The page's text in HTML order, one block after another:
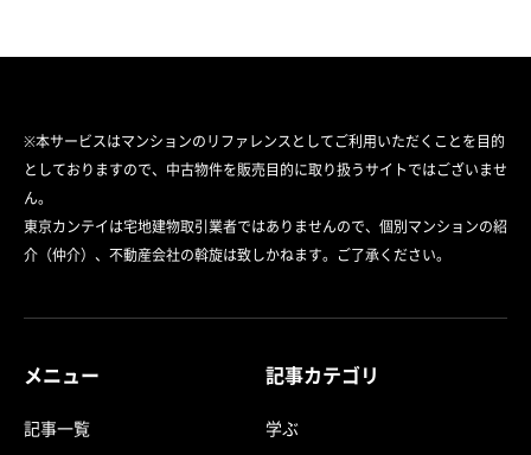
※本サービスはマンションのリファレンスとしてご利用いただくことを目的
としておりますので、中古物件を販売目的に取り扱うサイトではございませ
ん。
東京カンテイは宅地建物取引業者ではありませんので、個別マンションの紹
介（仲介）、不動産会社の斡旋は致しかねます。ご了承ください。
メニュー
記事一覧
記事カテゴリ
学ぶ